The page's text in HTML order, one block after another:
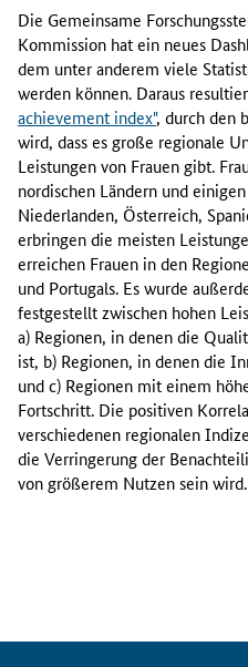
i
e
J
R
C
h
a
t
e
i
n
D
a
s
h
b
o
a
r
d
k
Die Gemeinsame
Kommission hat ein neues
dem unter anderem viele
werden können. Daraus
achievement index", durch den
wird, dass es große regionale
Leistungen von Frauen gibt.
nordischen Ländern und
Niederlanden, Österreich,
erbringen die meisten
erreichen Frauen in den
und Portugals. Es wurde
festgestellt zwischen hohen
a) Regionen, in denen die
ist, b) Regionen, in denen die
und c) Regionen mit einem
Fortschritt. Die positiven
verschiedenen regionalen
die Verringerung der
von größerem Nutzen sein wird.